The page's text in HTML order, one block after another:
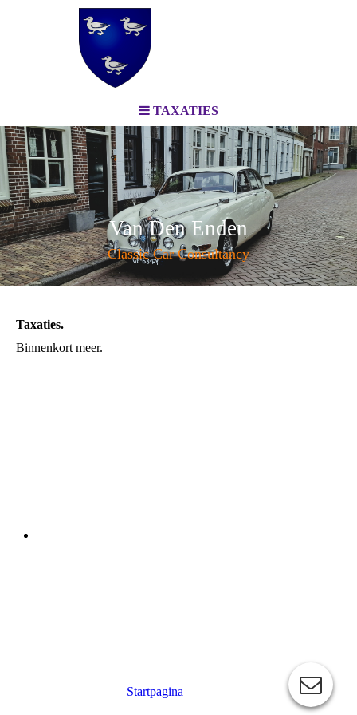
TAXATIES
Van Den Enden
Classic Car Consultancy
Taxaties.
Binnenkort meer.
Startpagina